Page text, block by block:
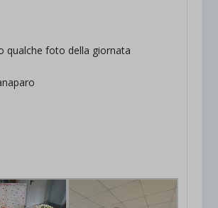
qualche foto della giornata